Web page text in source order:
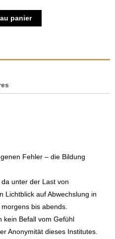
panier
Fehler – die Bildung
unter der Last von
Lichtblick auf Abwechslung in
bis abends.
kein Befall vom Gefühl
Anonymität dieses Institutes.